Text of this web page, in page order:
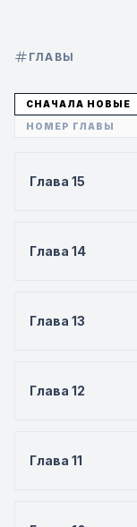
ГЛАВЫ
СНАЧАЛА НОВЫЕ
Глава 15
Глава 14
Глава 13
Глава 12
Глава 11